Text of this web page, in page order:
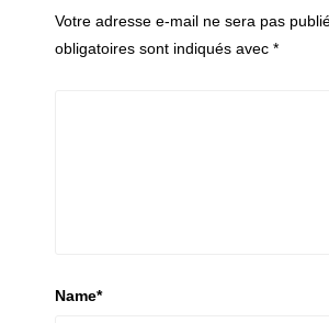
Votre adresse e-mail ne sera pas
obligatoires sont indiqués avec *
Name*